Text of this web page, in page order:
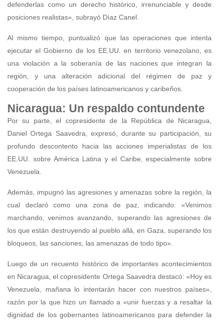
defenderlas como un derecho histórico, irrenunciable y desde
posiciones realistas», subrayó Díaz Canel.
Al mismo tiempo, puntualizó que las operaciones que intenta
ejecutar el Gobierno de los EE.UU. en territorio venezolano, es
una violación a la soberanía de las naciones que integran la
región, y una alteración adicional del régimen de paz y
cooperación de los países latinoamericanos y caribeños.
Nicaragua: Un respaldo contundente
Por su parte, el copresidente de la República de Nicaragua,
Daniel Ortega Saavedra, expresó, durante su participación, su
profundo descontento hacia las acciones imperialistas de los
EE.UU. sobre América Latina y el Caribe, especialmente sobre
Venezuela.
Además, impugnó las agresiones y amenazas sobre la región, la
cual declaró como una zona de paz, indicando: «Venimos
marchando, venimos avanzando, superando las agresiones de
los que están destruyendo al pueblo allá, en Gaza, superando los
bloqueos, las sanciones, las amenazas de todo tipo».
Luego de un recuento histórico de importantes acontecimientos
en Nicaragua, el copresidente Ortega Saavedra destacó: «Hoy es
Venezuela, mañana lo intentarán hacer con nuestros países»,
razón por la que hizo un llamado a «unir fuerzas y a resaltar la
dignidad de los gobernantes latinoamericanos para defender la